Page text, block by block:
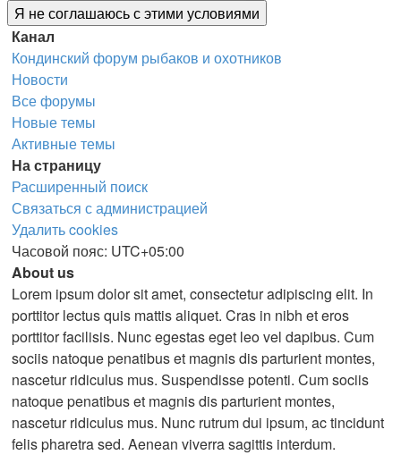
Канал
Кондинский форум рыбаков и охотников
Новости
Все форумы
Новые темы
Активные темы
На страницу
Расширенный поиск
Связаться с администрацией
Удалить cookies
Часовой пояс: UTC+05:00
About us
Lorem ipsum dolor sit amet, consectetur adipiscing elit. In
porttitor lectus quis mattis aliquet. Cras in nibh et eros
porttitor facilisis. Nunc egestas eget leo vel dapibus. Cum
sociis natoque penatibus et magnis dis parturient montes,
nascetur ridiculus mus. Suspendisse potenti. Cum sociis
natoque penatibus et magnis dis parturient montes,
nascetur ridiculus mus. Nunc rutrum dui ipsum, ac tincidunt
felis pharetra sed. Aenean viverra sagittis interdum.